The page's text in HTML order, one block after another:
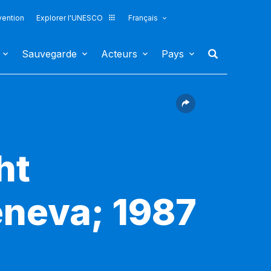
Explorer l'UNESCO Français
Sauvegarde Acteurs Pays
1987